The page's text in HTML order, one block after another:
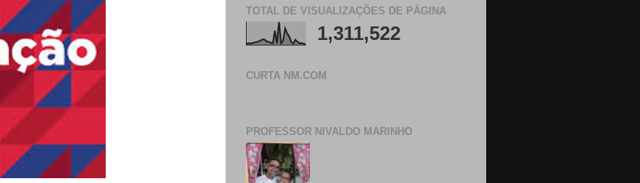
TOTAL DE VISUALIZAÇÕES DE PÁGINA
1,311,522
CURTA NM.COM
PROFESSOR NIVALDO MARINHO